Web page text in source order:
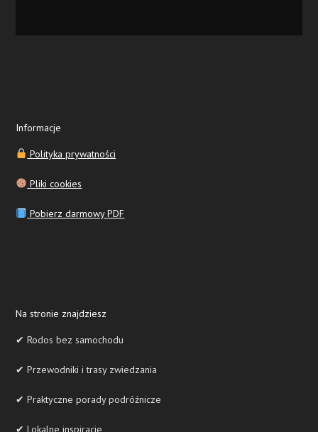
Informacje
Polityka prywatności
Pliki cookies
Pobierz darmowy PDF
Na stronie znajdziesz
✔ Rodos bez samochodu
✔ Przewodniki i trasy zwiedzania
✔ Praktyczne porady podróżnicze
✔ Lokalne inspiracje